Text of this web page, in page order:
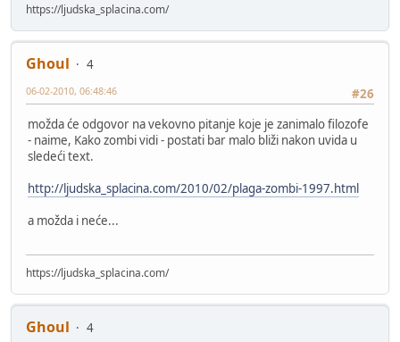
https://ljudska_splacina.com/
Ghoul
4
#26
06-02-2010, 06:48:46
možda će odgovor na vekovno pitanje koje je zanimalo filozofe
- naime, Kako zombi vidi - postati bar malo bliži nakon uvida u
sledeći text.
http://ljudska_splacina.com/2010/02/plaga-zombi-1997.html
a možda i neće...
https://ljudska_splacina.com/
Ghoul 4